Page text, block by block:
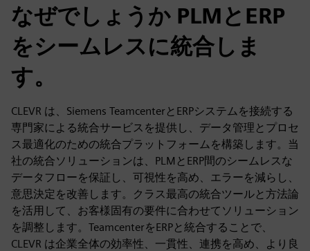
なぜでしょうか PLMとERP
をシームレスに統合しま
す。
CLEVR は、Siemens TeamcenterとERPシステムを接続する
専門家による統合サービスを提供し、データ管理とプロセ
ス最適化のための統合プラットフォームを構築します。当
社の統合ソリューションは、PLMとERP間のシームレスな
データフローを保証し、可視性を高め、エラーを減らし、
意思決定を改善します。クラス最高の統合ツールと方法論
を活用して、お客様固有の要件に合わせてソリューション
を調整します。TeamcenterをERPと統合することで、
CLEVR は企業全体の効率性、一貫性、連携を高め、より良